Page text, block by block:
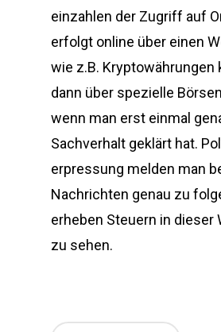
einzahlen der Zugriff auf
erfolgt online über einen
wie z.B. Kryptowährungen
dann über spezielle
wenn man erst einmal
Sachverhalt geklärt hat.
erpressung melden man
Nachrichten genau zu
erheben Steuern in dieser
zu sehen.